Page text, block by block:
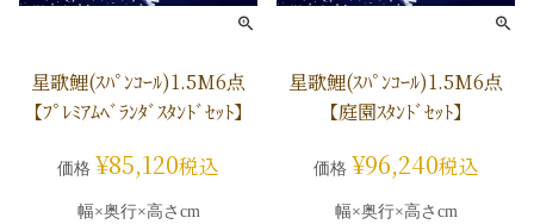
星歌鯉(ｽﾊﾟﾝｺｰﾙ)1.5M6点
【ﾌﾟﾚﾐｱﾑﾍﾞﾗﾝﾀﾞｽﾀﾝﾄﾞｾｯﾄ】
価格 ¥85,120税込
幅×奥行×高さcm
星歌鯉(ｽﾊﾟﾝｺｰﾙ)1.5M6点
【庭園ｽﾀﾝﾄﾞｾｯﾄ】
価格 ¥96,240税込
幅×奥行×高さcm